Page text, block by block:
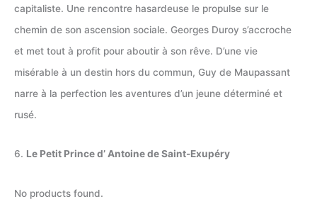
capitaliste. Une rencontre hasardeuse le propulse sur le
chemin de son ascension sociale. Georges Duroy s’accroche
et met tout à profit pour aboutir à son rêve. D’une vie
misérable à un destin hors du commun, Guy de Maupassant
narre à la perfection les aventures d’un jeune déterminé et
rusé.
6. Le Petit Prince d’ Antoine de Saint-Exupéry
No products found.